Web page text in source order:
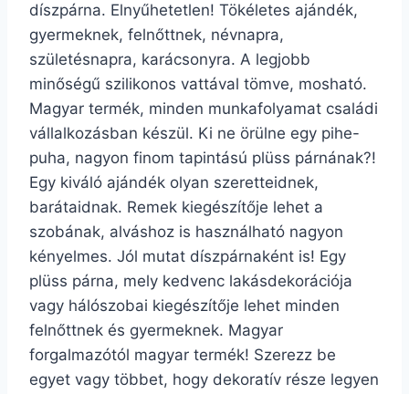
díszpárna. Elnyűhetetlen! Tökéletes ajándék,
gyermeknek, felnőttnek, névnapra,
születésnapra, karácsonyra. A legjobb
minőségű szilikonos vattával tömve, mosható.
Magyar termék, minden munkafolyamat családi
vállalkozásban készül. Ki ne örülne egy pihe-
puha, nagyon finom tapintású plüss párnának?!
Egy kiváló ajándék olyan szeretteidnek,
barátaidnak. Remek kiegészítője lehet a
szobának, alváshoz is használható nagyon
kényelmes. Jól mutat díszpárnaként is! Egy
plüss párna, mely kedvenc lakásdekorációja
vagy hálószobai kiegészítője lehet minden
felnőttnek és gyermeknek. Magyar
forgalmazótól magyar termék! Szerezz be
egyet vagy többet, hogy dekoratív része legyen